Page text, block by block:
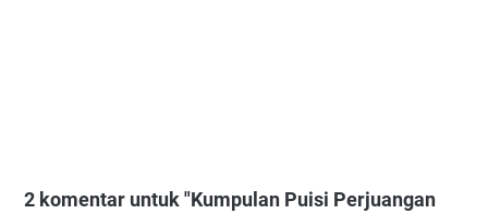
2 komentar untuk "Kumpulan Puisi Perjuangan